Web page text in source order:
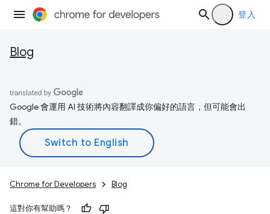
登入
Blog
Google 會運用 AI 技術將內容翻譯成你偏好的語言，但可能會出
錯。
Chrome for Developers Blog
這對你有幫助嗎？